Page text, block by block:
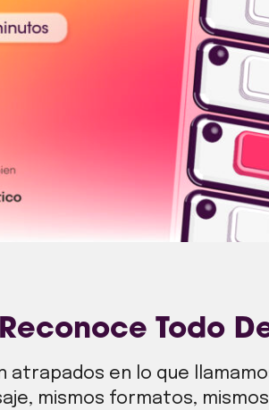
Todo
atrapados en lo que
mismos formatos,